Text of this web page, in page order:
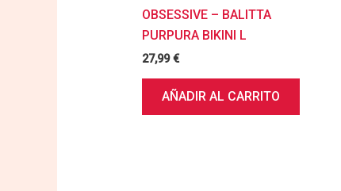
OBSESSIVE – BALITTA
PURPURA BIKINI L
27,99€
AÑADIR AL CARRITO